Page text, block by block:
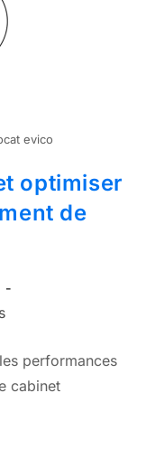
evico
optimiser
de
performances
cabinet